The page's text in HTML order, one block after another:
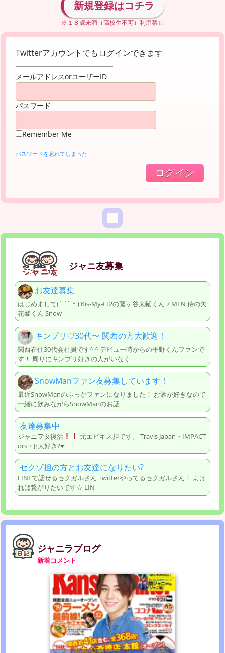
新規登録はコチラ
※１８歳未満（高校生不可）利用禁止
Twitterアカウントでもログインできます
メールアドレスorユーザーID
パスワード
Remember Me
パスワードを忘れてしまった
ジャニ友募集
お友達募集
はじめまして(´˘`＊) Kis-My-Ft2の藤ヶ谷太輔くん 7 MEN 侍の矢
花黎くん Snow
キンプリ♡30代〜 関西の方大歓迎！
関西在住30代会社員です^ ^ デビュー時からの平野くんファンで
す！ 周りにキンプリ好きの人がいなく
SnowManファン友募集しています！
最近SnowManのふっかファンになりました！ お酒が好きなので
一緒に飲みながらSnowManのお話
友達募集中
ジャニヲタ復活
元エビキス担です。 Travis Japan・IMPACT
ors・Jr大好き?♥
セクゾ担の方とお友達になりたい?
LINEで話せるセクガルさん Twitterやってるセクガルさん！ よけ
れば繋がりたいです☆ LIN
ジャニラブログ
新着コメント